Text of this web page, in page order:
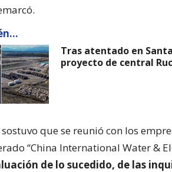
Tras atentado en
proyecto de central
que se reunió con los
“China International Water &
de lo sucedido, de las